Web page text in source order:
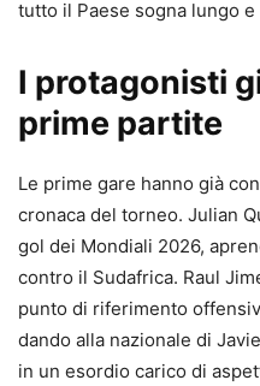
tutto il Paese sogna lungo
I protagonisti
prime partite
Le prime gare hanno già
cronaca del torneo. Julian
gol dei Mondiali 2026,
contro il Sudafrica. Raul
punto di riferimento
dando alla nazionale di
in un esordio carico di